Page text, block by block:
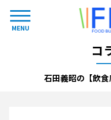
MENU
コ
石田義昭の【飲